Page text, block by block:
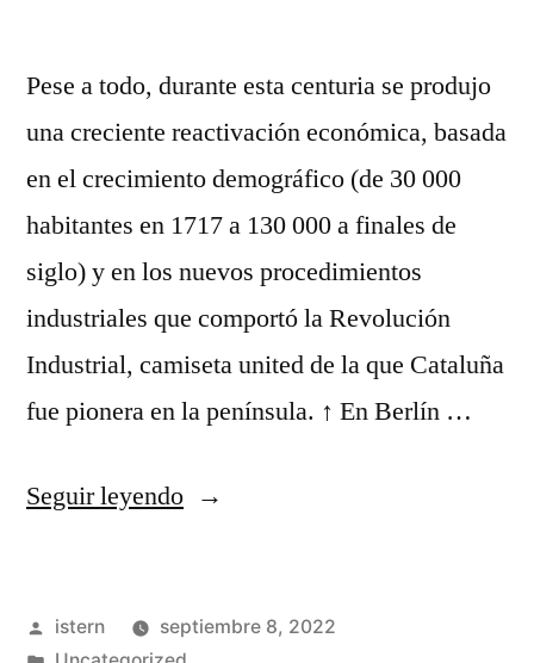
Pese a todo, durante esta centuria se produjo
una creciente reactivación económica, basada
en el crecimiento demográfico (de 30 000
habitantes en 1717 a 130 000 a finales de
siglo) y en los nuevos procedimientos
industriales que comportó la Revolución
Industrial, camiseta united de la que Cataluña
fue pionera en la península. ↑ En Berlín …
Seguir leyendo«camisetas
cf»
Publicado
istern
septiembre 8, 2022